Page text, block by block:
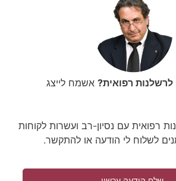
רפואית? אשמח לייצג
רפואית עם נסיון-רב ועשרות לקוחות
לשלוח לי הודעה או להתקשר.